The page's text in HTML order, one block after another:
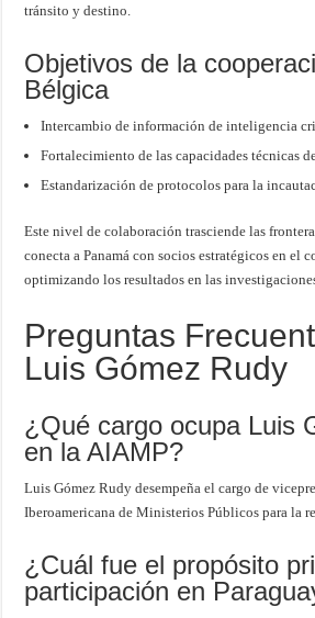
tránsito y destino.
Objetivos de la
Bélgica
Intercambio de información de inteligencia
Fortalecimiento de las capacidades técnicas
Estandarización de protocolos para la
Este nivel de colaboración trasciende las
conecta a Panamá con socios estratégicos en el
optimizando los resultados en las
Preguntas
Luis Gómez Rudy
¿Qué cargo ocupa Luis
en la AIAMP?
Luis Gómez Rudy desempeña el cargo de
Iberoamericana de Ministerios Públicos para la
¿Cuál fue el propósito
participación en